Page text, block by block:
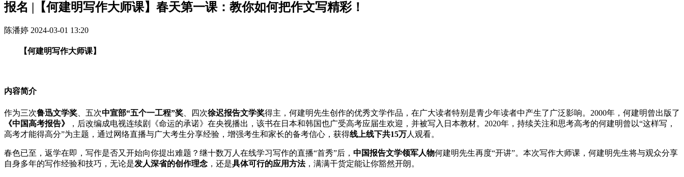
报名 |【何建明写作大师课】春天第一课：教你如何把作文写精彩！
陈潘婷 2024-03-01 13:20
【何建明写作大师课】
内容简介
作为三次鲁迅文学奖 、五次中宣部“五个一工程”奖 、四次徐迟报告文学奖得主，何建明先生创作的优秀文学作品，在广大读者特别是青少年读者中产生了广泛影响。2000年，何建明曾出版了
《中国高考报告》
，后改编成电视连续剧《命运的承诺》在央视播出，该书在日本和韩国也广受高考应届生欢迎，并被写入日本教材。2020年，持续关注和思考高考的何建明曾以“这样写，
高考才能得高分”为主题，通过网络直播与广大考生分享经验，增强考生和家长的备考信心，获得线上线下共15万人观看。
春色已至，返学在即，写作是否又开始向你提出难题？继十数万人在线学习写作的直播“首秀”后， 中国报告文学领军人物何建明先生再度“开讲”。本次写作大师课，何建明先生将与观众分享
自身多年的写作经验和技巧，无论是发人深省的创作理念 ，还是具体可行的应用方法，满满干货定能让你豁然开朗。